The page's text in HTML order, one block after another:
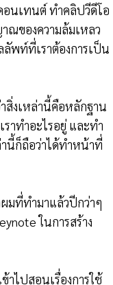
อนเทนต์ ทำคลิปวีดีโอ
ณของความล้มเหลว
พท์ที่เราต้องการเป็น
าสิ่งเหล่านี้คือหลักฐาน
าทำอะไรอยู่ และทำ
นี้ก็ถือว่าได้ทำหน้าที่
มที่ทำมาแล้วปีกว่าๆ
ในการสร้าง
าไปสอนเรื่องการใช้